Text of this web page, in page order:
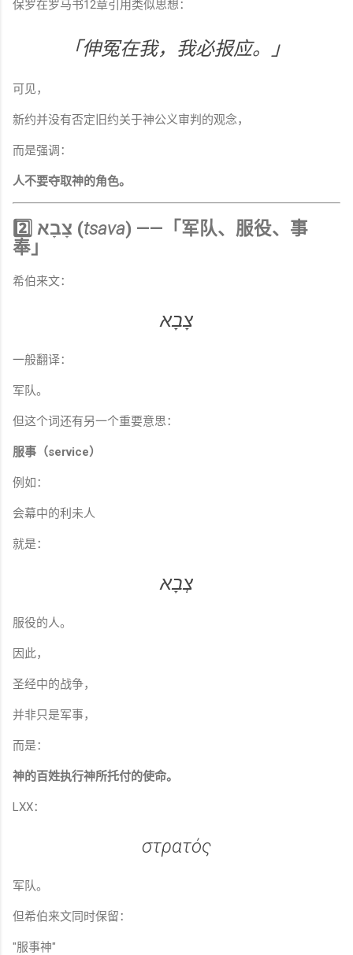
保罗在罗马书12章引用类似思想：
「伸冤在我，我必报应。」
可见，
新约并没有否定旧约关于神公义审判的观念，
而是强调：
人不要夺取神的角色。
2️⃣ צָבָא (tsava) ——「军队、服役、事
奉」
希伯来文：
צָבָא
一般翻译：
军队。
但这个词还有另一个重要意思：
服事（service）
例如：
会幕中的利未人
就是：
צְבָא
服役的人。
因此，
圣经中的战争，
并非只是军事，
而是：
神的百姓执行神所托付的使命。
LXX：
στρατός
军队。
但希伯来文同时保留：
"服事神"